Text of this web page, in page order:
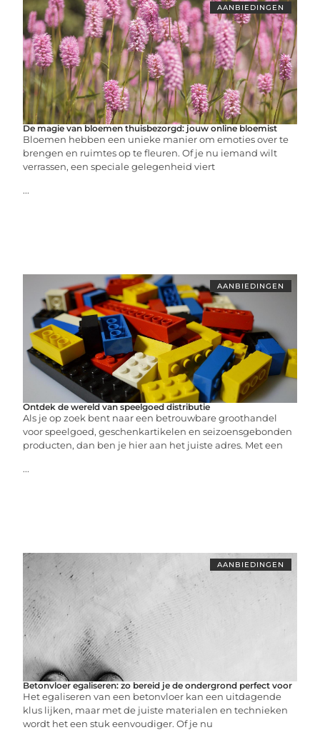
AANBIEDINGEN
De magie van bloemen thuisbezorgd: jouw online bloemist
Bloemen hebben een unieke manier om emoties over te
brengen en ruimtes op te fleuren. Of je nu iemand wilt
verrassen, een speciale gelegenheid viert
...
AANBIEDINGEN
Ontdek de wereld van speelgoed distributie
Als je op zoek bent naar een betrouwbare groothandel
voor speelgoed, geschenkartikelen en seizoensgebonden
producten, dan ben je hier aan het juiste adres. Met een
...
AANBIEDINGEN
Betonvloer egaliseren: zo bereid je de ondergrond perfect voor
Het egaliseren van een betonvloer kan een uitdagende
klus lijken, maar met de juiste materialen en technieken
wordt het een stuk eenvoudiger. Of je nu